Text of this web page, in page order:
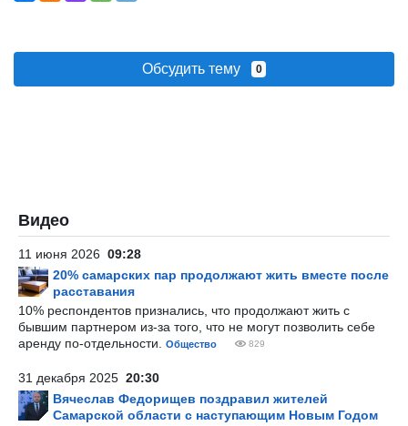
Обсудить тему 0
Видео
11 июня 2026 09:28
20% самарских пар продолжают жить вместе после
расставания
10% респондентов признались, что продолжают жить с
бывшим партнером из-за того, что не могут позволить себе
аренду по-отдельности.
Общество 829
31 декабря 2025 20:30
Вячеслав Федорищев поздравил жителей
Самарской области с наступающим Новым Годом